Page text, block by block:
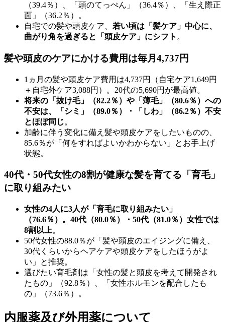
（39.4％）、「頭のてっぺん」（36.4％）、「生え際正
面」（36.2％）。
自宅での髪や頭皮ケア、 若い頃は「髪ケア」中心に、
曲がり角を過ぎると「頭皮ケア」にシフト 。
髪や頭皮のケアにかける費用は毎月4,737円
1ヵ月の髪や頭皮ケア費用は4,737円（自宅ケア1,649円
＋自宅外ケア3,088円）。20代の5,690円が最高値。
将来の「抜け毛」（82.2％）や「薄毛」（80.6％）への
不安は、「シミ」（89.0％）・「しわ」（86.2％）不安
とほぼ同じ。
加齢に伴う変化に備え髪や頭皮ケアをしたいものの、
85.6％が「何をすればよいかわからない」とお手上げ
状態。
40代・50代女性の8割が健康な髪を育てる「育毛」
に取り組みたい
女性の4人に3人が「育毛に取り組みたい」
（76.6％）。40代（80.0％）・50代（81.0％）女性では
8割以上。
50代女性の88.0％が「髪や頭皮のエイジングに備え、
30代くらいからヘアケアや頭皮ケアをしたほうがよ
い」と推奨。
選びたい育毛剤は「女性の髪と頭皮を考えて開発され
たもの」（92.8％）、「女性ホルモンを配合したも
の」（73.6％）。
内服薬及び外用薬について